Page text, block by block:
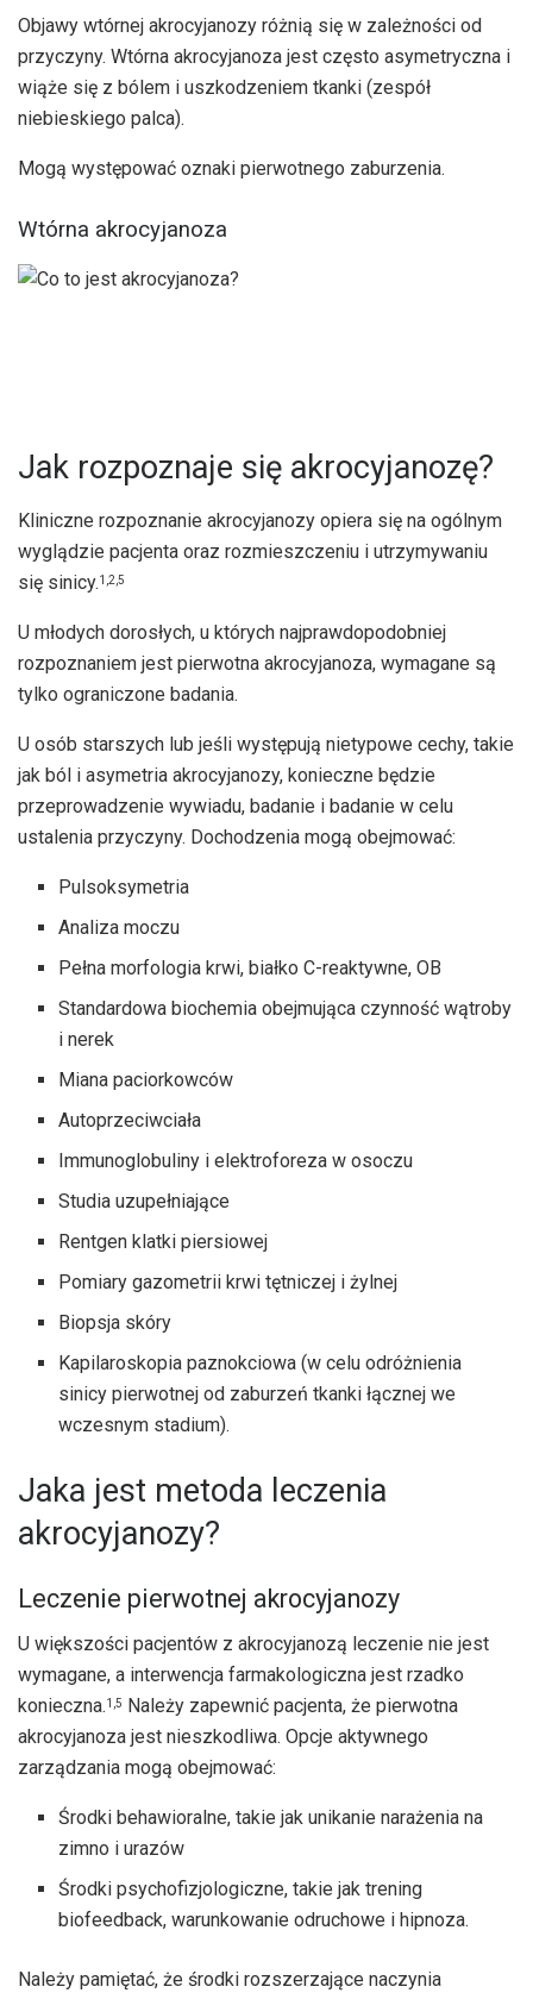
Objawy wtórnej akrocyjanozy różnią się w zależności od
przyczyny. Wtórna akrocyjanoza jest często asymetryczna i
wiąże się z bólem i uszkodzeniem tkanki (zespół
niebieskiego palca).
Mogą występować oznaki pierwotnego zaburzenia.
Wtórna akrocyjanoza
Jak rozpoznaje się akrocyjanozę?
Kliniczne rozpoznanie akrocyjanozy opiera się na ogólnym
wyglądzie pacjenta oraz rozmieszczeniu i utrzymywaniu
się sinicy.1,2,5
U młodych dorosłych, u których najprawdopodobniej
rozpoznaniem jest pierwotna akrocyjanoza, wymagane są
tylko ograniczone badania.
U osób starszych lub jeśli występują nietypowe cechy, takie
jak ból i asymetria akrocyjanozy, konieczne będzie
przeprowadzenie wywiadu, badanie i badanie w celu
ustalenia przyczyny. Dochodzenia mogą obejmować:
Pulsoksymetria
Analiza moczu
Pełna morfologia krwi, białko C-reaktywne, OB
Standardowa biochemia obejmująca czynność wątroby
i nerek
Miana paciorkowców
Autoprzeciwciała
Immunoglobuliny i elektroforeza w osoczu
Studia uzupełniające
Rentgen klatki piersiowej
Pomiary gazometrii krwi tętniczej i żylnej
Biopsja skóry
Kapilaroskopia paznokciowa (w celu odróżnienia
sinicy pierwotnej od zaburzeń tkanki łącznej we
wczesnym stadium).
Jaka jest metoda leczenia
akrocyjanozy?
Leczenie pierwotnej akrocyjanozy
U większości pacjentów z akrocyjanozą leczenie nie jest
wymagane, a interwencja farmakologiczna jest rzadko
konieczna.1,5
Należy zapewnić pacjenta, że ​​pierwotna
akrocyjanoza jest nieszkodliwa. Opcje aktywnego
zarządzania mogą obejmować:
Środki behawioralne, takie jak unikanie narażenia na
zimno i urazów
Środki psychofizjologiczne, takie jak trening
biofeedback, warunkowanie odruchowe i hipnoza.
Należy pamiętać, że środki rozszerzające naczynia